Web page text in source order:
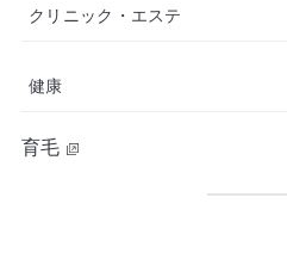
クリニック・エステ
健康
育毛